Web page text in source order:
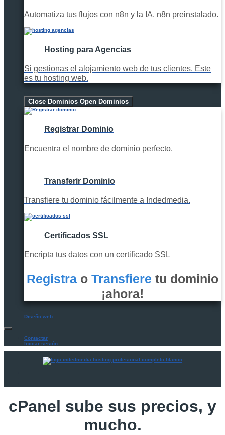
Automatiza tus flujos con n8n y la IA. n8n preinstalado.
Hosting para Agencias
Si gestionas el alojamiento web de tus clientes. Este
es tu hosting web.
Close Dominios Open Dominios
Registrar Dominio
Encuentra el nombre de dominio perfecto.
Transferir Dominio
Transfiere tu dominio fácilmente a Indedmedia.
Certificados SSL
Encripta tus datos con un certificado SSL
Registra o Transfiere tu dominio
¡ahora!
Diseño web
Contactar
Iniciar sesión
cPanel sube sus precios, y
mucho.